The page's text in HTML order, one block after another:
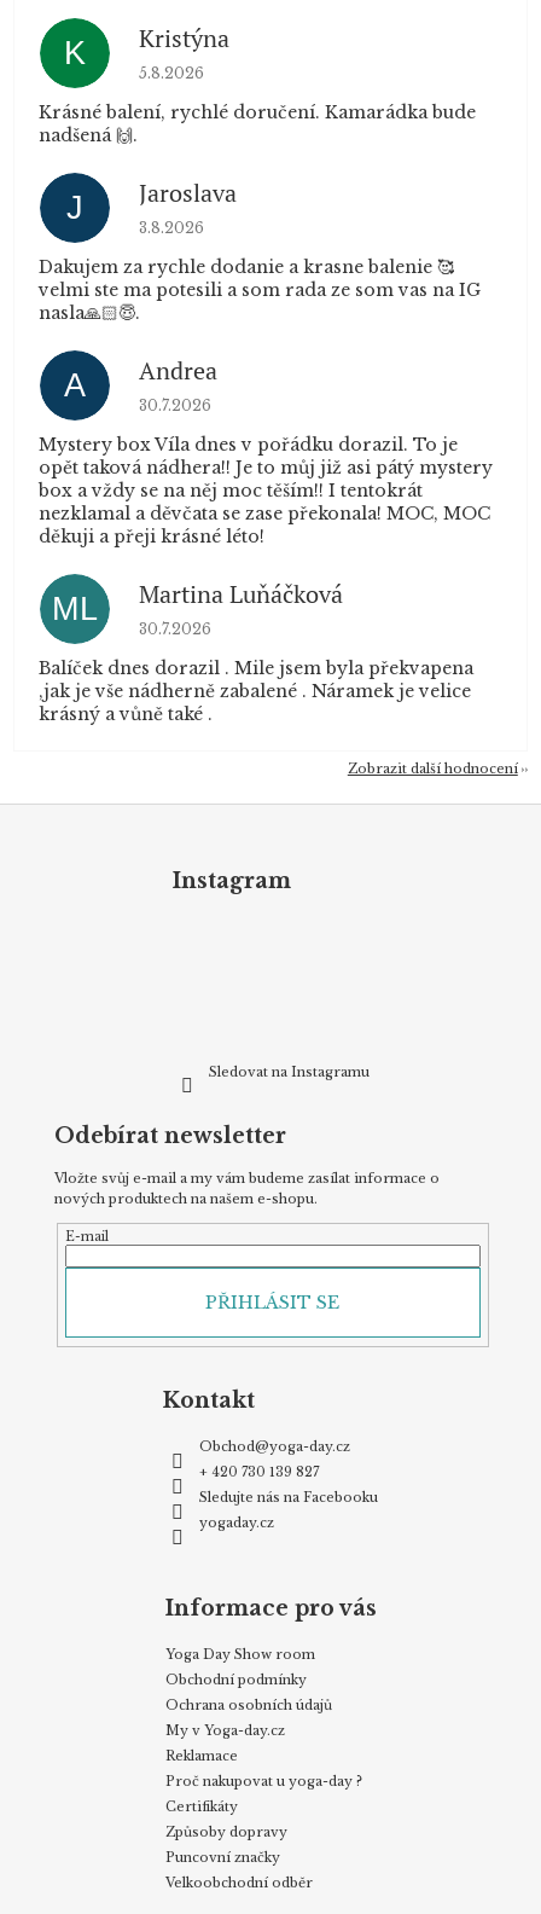
K Kristýna
Hodnocení obchodu je 5 z 5 hvězdiček.
5.8.2026
Krásné balení, rychlé doručení. Kamarádka bude
nadšená 🙌.
J Jaroslava
Hodnocení obchodu je 5 z 5 hvězdiček.
3.8.2026
Dakujem za rychle dodanie a krasne balenie 🥰
velmi ste ma potesili a som rada ze som vas na IG
nasla🙏🏻😇.
A Andrea
Hodnocení obchodu je 5 z 5 hvězdiček.
30.7.2026
Mystery box Víla dnes v pořádku dorazil. To je
opět taková nádhera!! Je to můj již asi pátý mystery
box a vždy se na něj moc těším!! I tentokrát
nezklamal a děvčata se zase překonala! MOC, MOC
děkuji a přeji krásné léto!
ML Martina Luňáčková
Hodnocení obchodu je 5 z 5 hvězdiček.
30.7.2026
Balíček dnes dorazil . Mile jsem byla překvapena
,jak je vše nádherně zabalené . Náramek je velice
krásný a vůně také .
Zobrazit další hodnocení
Instagram
Sledovat na Instagramu
Odebírat newsletter
Vložte svůj e-mail a my vám budeme zasílat informace o
nových produktech na našem e-shopu.
E-mail
PŘIHLÁSIT SE
Kontakt
Obchod@yoga-day.cz
+ 420 730 139 827
Sledujte nás na Facebooku
yogaday.cz
Informace pro vás
Yoga Day Show room
Obchodní podmínky
Ochrana osobních údajů
My v Yoga-day.cz
Reklamace
Proč nakupovat u yoga-day ?
Certifikáty
Způsoby dopravy
Puncovní značky
Velkoobchodní odběr